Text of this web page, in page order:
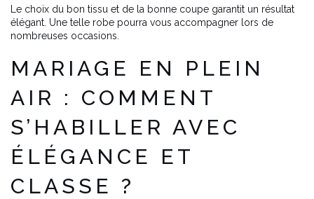
Le choix du bon tissu et de la bonne coupe garantit un résultat
élégant. Une telle robe pourra vous accompagner lors de
nombreuses occasions.
MARIAGE EN PLEIN
AIR : COMMENT
S’HABILLER AVEC
ÉLÉGANCE ET
CLASSE ?